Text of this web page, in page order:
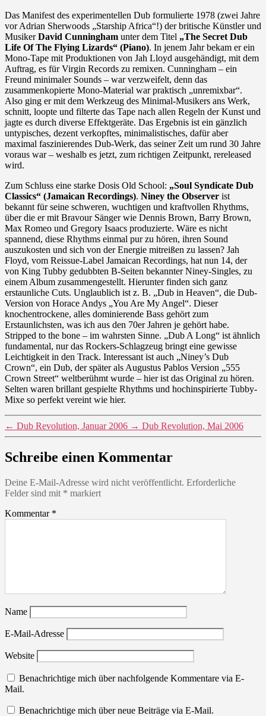
Das Manifest des experimentellen Dub formulierte 1978 (zwei Jahre
vor Adrian Sherwoods „Starship Africa“!) der britische Künstler und
MusikerDavid Cunningham unter dem Titel „The Secret Dub
Life Of The Flying Lizards“ (Piano). In jenem Jahr bekam er ein
Mono-Tape mit Produktionen von Jah Lloyd ausgehändigt, mit dem
Auftrag, es für Virgin Records zu remixen. Cunningham – ein
Freund minimaler Sounds – war verzweifelt, denn das
zusammenkopierte Mono-Material war praktisch „unremixbar“.
Also ging er mit dem Werkzeug des Minimal-Musikers ans Werk,
schnitt, loopte und filterte das Tape nach allen Regeln der Kunst und
jagte es durch diverse Effektgeräte. Das Ergebnis ist ein gänzlich
untypisches, dezent verkopftes, minimalistisches, dafür aber
maximal faszinierendes Dub-Werk, das seiner Zeit um rund 30 Jahre
voraus war – weshalb es jetzt, zum richtigen Zeitpunkt, rereleased
wird.
Zum Schluss eine starke Dosis Old School: „Soul Syndicate Dub
Classics“ (Jamaican Recordings). Niney the Observer ist
bekannt für seine schweren, wuchtigen und kraftvollen Rhythms,
über die er mit Bravour Sänger wie Dennis Brown, Barry Brown,
Max Romeo und Gregory Isaacs produzierte. Wäre es nicht
spannend, diese Rhythms einmal pur zu hören, ihren Sound
auszukosten und sich von der Energie mitreißen zu lassen? Jah
Floyd, vom Reissue-Label Jamaican Recordings, hat nun 14, der
von King Tubby gedubbten B-Seiten bekannter Niney-Singles, zu
einem Album zusammengestellt. Hierunter finden sich ganz
erstaunliche Cuts. Unglaublich ist z. B. „Dub in Heaven“, die Dub-
Version von Horace Andys „You Are My Angel“. Dieser
knochentrockene, alles dominierende Bass gehört zum
Erstaunlichsten, was ich aus den 70er Jahren je gehört habe.
Stripped to the bone – im wahrsten Sinne. „Dub A Long“ ist ähnlich
fundamental, nur das Rockers-Schlagzeug bringt eine gewisse
Leichtigkeit in den Track. Interessant ist auch „Niney’s Dub
Crown“, ein Dub, der später als Augustus Pablos Version „555
Crown Street“ weltberühmt wurde – hier ist das Original zu hören.
Selten waren brillant gespielte Rhythms und hochinspirierte Tubby-
Mixe so perfekt vereint wie hier.
← Dub Revolution, Januar 2006 → Dub Revolution, Mai 2006
Schreibe einen Kommentar
Deine E-Mail-Adresse wird nicht veröffentlicht. Erforderliche
Felder sind mit * markiert
Kommentar *
Name
E-Mail-Adresse
Website
Benachrichtige mich über nachfolgende Kommentare via E-
Mail.
Benachrichtige mich über neue Beiträge via E-Mail.